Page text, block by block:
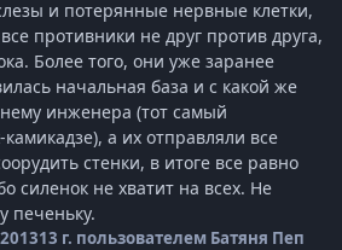
и потерянные нервные клетки,
противники не друг против друга,
Более того, они уже заранее
начальная база и с какой же
инженера (тот самый
а их отправляли все
стенки, в итоге все равно
силенок не хватит на всех. Не
печеньку.
13 г. пользователем Батяня Пеп